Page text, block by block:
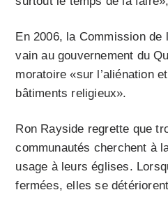
En 2006, la Commission de
vain au gouvernement du
moratoire «sur l’aliénation
bâtiments religieux».
Ron Rayside regrette que
communautés cherchent à
usage à leurs églises.
fermées, elles se